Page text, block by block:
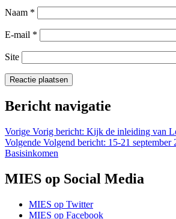
Naam *
E-mail *
Site
Bericht navigatie
Vorige Vorig bericht: Kijk de inleiding van
Volgende Volgend bericht: 15-21 september
Basisinkomen
MIES op Social Media
MIES op Twitter
MIES op Facebook